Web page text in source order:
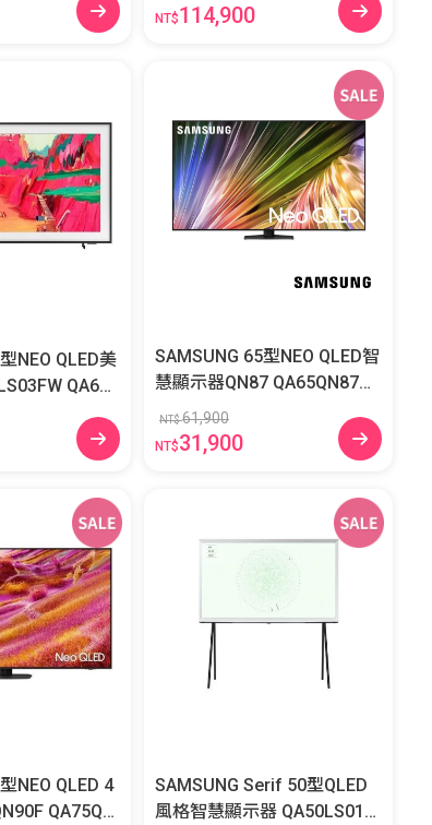
NT$114,900
NEO QLED美
QA65L
SAMSUNG 65型NEO QLED智
慧顯示器QN87 QA65QN87DA
XXZW
NT$61,900
NT$31,900
NEO QLED 4
SAMSUNG Serif 50型QLED
風格智慧顯示器 QA50LS01D